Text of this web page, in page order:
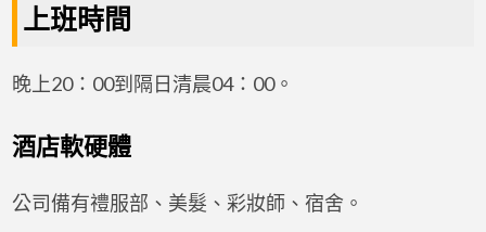
上班時間
晚上20：00到隔日清晨04：00。
酒店軟硬體
公司備有禮服部、美髮、彩妝師、宿舍。